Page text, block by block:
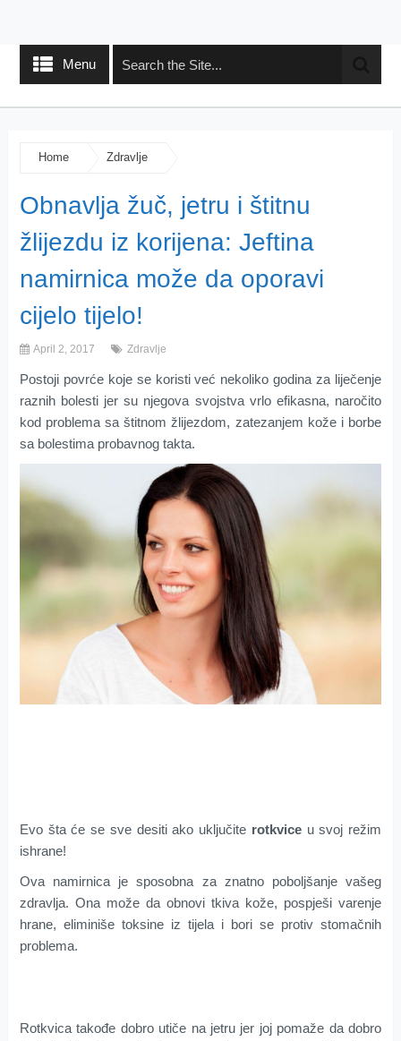
Menu
Home Zdravlje
Obnavlja žuč, jetru i štitnu
žlijezdu iz korijena: Jeftina
namirnica može da oporavi
cijelo tijelo!
April 2, 2017 Zdravlje
Postoji povrće koje se koristi već nekoliko godina za liječenje
raznih bolesti jer su njegova svojstva vrlo efikasna, naročito
kod problema sa štitnom žlijezdom, zatezanjem kože i borbe
sa bolestima probavnog takta.
Evo šta će se sve desiti ako uključite rotkviceu svoj režim
ishrane!
Ova namirnica je sposobna za znatno poboljšanje vašeg
zdravlja. Ona može da obnovi tkiva kože, pospješi varenje
hrane, eliminiše toksine iz tijela i bori se protiv stomačnih
problema.
Rotkvica takođe dobro utiče na jetru jer joj pomaže da dobro